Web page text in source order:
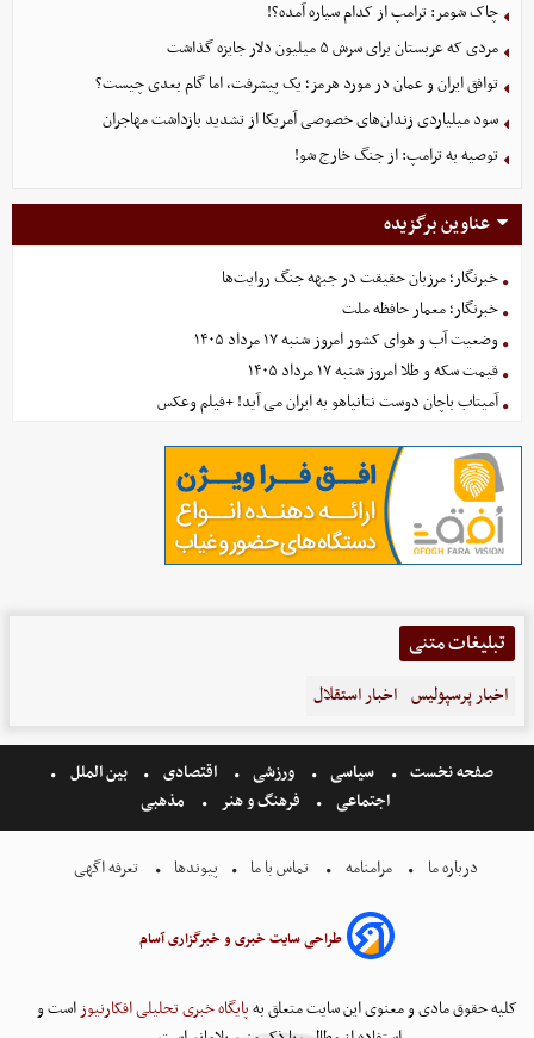
چاک شومر: ترامپ از کدام سیاره آمده؟!
مردی که عربستان برای سرش ۵ میلیون دلار جایزه گذاشت
توافق ایران و عمان در مورد هرمز؛ یک پیشرفت، اما گام بعدی چیست؟
سود میلیاردی زندان‌های خصوصی آمریکا از تشدید بازداشت مهاجران
توصیه به ترامپ: از جنگ خارج شو!
عناوین برگزیده
خبرنگار؛ مرزبان حقیقت در جبهه جنگ روایت‌ها
خبرنگار؛ معمار حافظه ملت
وضعیت آب و هوای کشور امروز شنبه ۱۷ مرداد ۱۴۰۵
قیمت سکه و طلا امروز شنبه ۱۷ مرداد ۱۴۰۵
آمیتاب باچان دوست نتانیاهو به ایران می آید! +فیلم وعکس
تبلیغات متنی
اخبار پرسپولیس اخبار استقلال
صفحه نخست سیاسی ورزشی اقتصادی
بین الملل
اجتماعی
فرهنگ و هنر مذهبی
درباره ما مرامنامه تماس با ما پیوندها تعرفه اگهی
طراحی سایت خبری و خبرگزاری آسام
کلیه حقوق مادی و معنوی این سایت متعلق بهپایگاه خبری تحلیلی افکارنیوزاست و